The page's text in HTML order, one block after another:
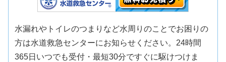
水漏れやトイレのつまりなど水周りのことでお困りの
方は水道救急センターにお知らせください。24時間
365日いつでも受付・最短30分ですぐに駆けつけま